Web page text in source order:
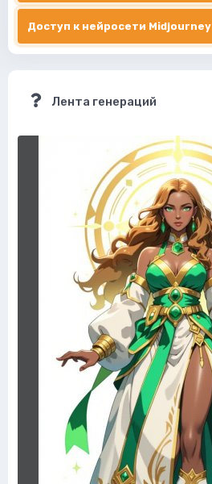
Доступ к нейросети Midjourney
Лента генераций